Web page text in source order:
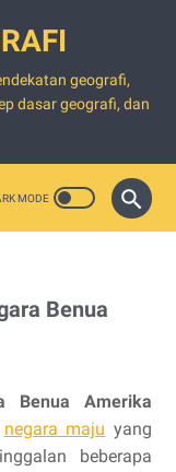
geografi,
dasar geografi, dan
Benua
Benua Amerika
negara maju yang
beberapa